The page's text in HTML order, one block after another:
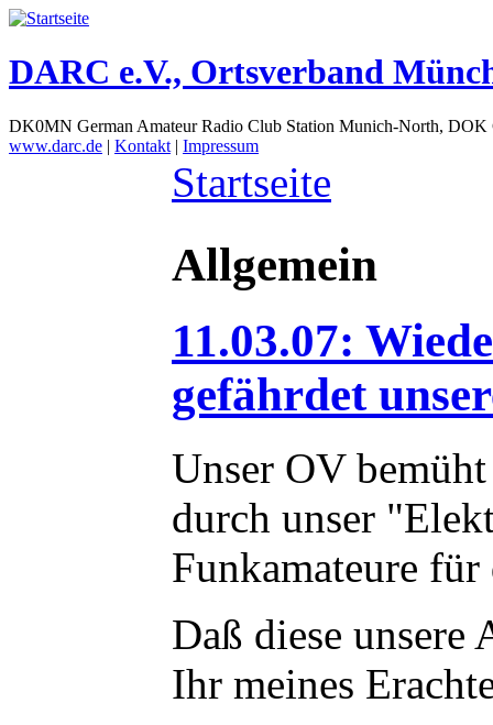
DARC e.V., Ortsverband
DK0MN German Amateur Radio Club Station Munich-North,
www.darc.de | Kontakt | Impressum
Startseite
Allgemein
11.03.07:
gefährdet
Unser OV
durch unser
Funkamateure
Daß diese
Ihr meines